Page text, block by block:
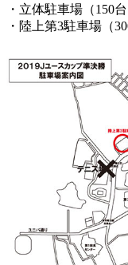
・立体駐車場（150台
・陸上第3駐車場（